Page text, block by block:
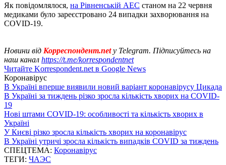
Як повідомлялося, на Рівненській АЕС станом на 22 червня
медиками було зареєстровано 24 випадки захворювання на
COVID-19.
Новини від Корреспондент.netу Telegram. Підписуйтесь на
наш канал https://t.me/korrespondentnet
Читайте Korrespondent.net в Google News
Коронавірус
В Україні вперше виявили новий варіант коронавірусу Цикада
В Україні за тиждень різко зросла кількість хворих на COVID-
19
Нові штами COVID-19: особливості та кількість хворих в
Україні
У Києві різко зросла кількість хворих на коронавірус
В Україні утричі зросла кількість випадків COVID за тиждень
СПЕЦТЕМА: Коронавірус
ТЕГИ: ЧАЭС